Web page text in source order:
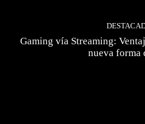
Gaming vía Streaming:
nueva forma